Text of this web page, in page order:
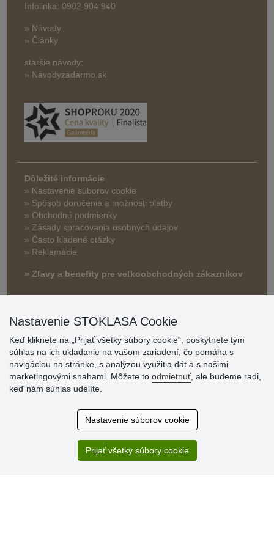
Infolinka: 0902 904 940
» Návody
» Články
staršie návody:
» Navodyzadarmo.sk
Dôležité informácie
» Nastavenie súborov cookie
» Spôsob doručenia a možnosti platby
» Obchodné podmienky
» Zásady spracovania osobných údajov
» Často kladené otázky
» Reklamácie
» Zľavy a benefity pre veľkoobchodných zákazníkov
Hodnotenia
Nastavenie STOKLASA Cookie
Keď kliknete na „Prijať všetky súbory cookie“, poskytnete tým
súhlas na ich ukladanie na vašom zariadení, čo pomáha s
navigáciou na stránke, s analýzou využitia dát a s našimi
marketingovými snahami. Môžete to odmietnuť, ale budeme radi,
keď nám súhlas udelíte.
Nastavenie súborov cookie
Prijať všetky súbory cookie